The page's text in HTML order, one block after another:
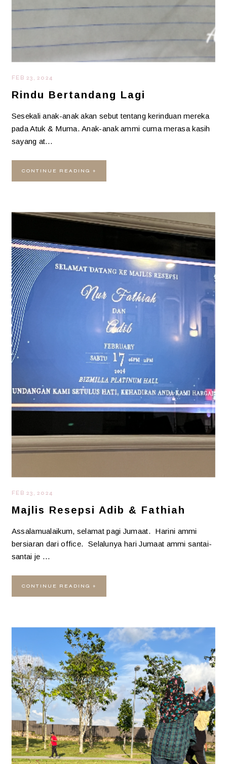
FEB 23, 2024
Rindu Bertandang Lagi
Sesekali anak-anak akan sebut tentang kerinduan mereka
pada Atuk & Muma. Anak-anak ammi cuma merasa kasih
sayang at…
CONTINUE READING »
FEB 23, 2024
Majlis Resepsi Adib & Fathiah
Assalamualaikum, selamat pagi Jumaat. Harini ammi
bersiaran dari office. Selalunya hari Jumaat ammi santai-
santai je …
CONTINUE READING »